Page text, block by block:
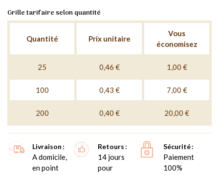
Grille tarifaire selon quantité
Quantité Prix unitaire
Vous
économisez
25 0,46 € 1,00 €
100 0,43 € 7,00 €
200 0,40 € 20,00 €
Livraison
A domicile,
en point
Retours
14 jours
pour
Sécurité
Paiement
100%